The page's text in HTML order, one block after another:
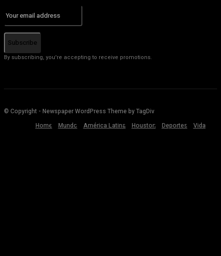
Subscribe
By subscribing, you're accepting to receive promotions.
© Copyright - Newspaper WordPress Theme by TagDiv
Home
Mundo América Latina Houston Deportes Vida